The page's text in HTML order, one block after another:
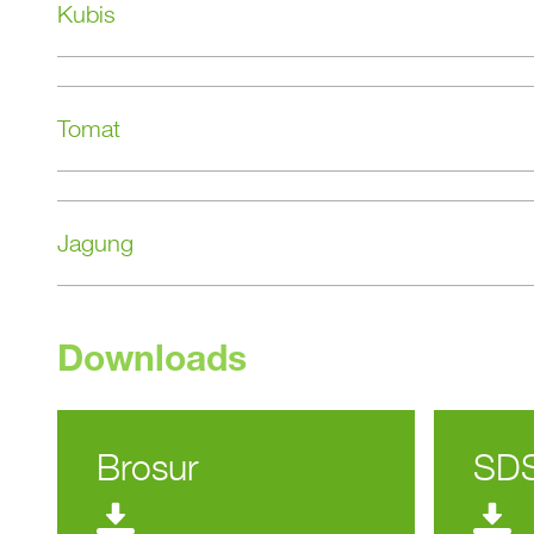
Kubis
Tomat
Jagung
Downloads
Brosur